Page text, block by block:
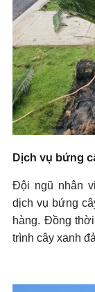
Dịch vụ bứng
Đội ngũ nhân
dịch vụ bứng
hàng. Đồng
trình cây xanh